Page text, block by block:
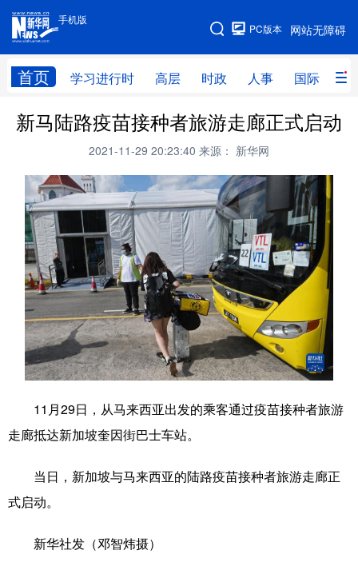
手机版
网站无障碍
PC版本
首页 学习进行时 高层 时政 人事 国际 财
手机版
网站地图
学习进行时 高层 时政 人事
财经 网评
台湾 思客智库 全球连线 教育
科技 科创 量子 体育
文化 书画 健康 军事
访谈 视频 图片 政务
法律 中央文件 金融 汽车
食品 人居 信息化 数字经济
新马陆路疫苗接种者旅游走廊正式启动
2021-11-29 20:23:40 来源： 新华网
11月29日，从马来西亚出发的乘客通过疫苗接种者旅游
走廊抵达新加坡奎因街巴士车站。
当日，新加坡与马来西亚的陆路疫苗接种者旅游走廊正
式启动。
新华社发（邓智炜摄）